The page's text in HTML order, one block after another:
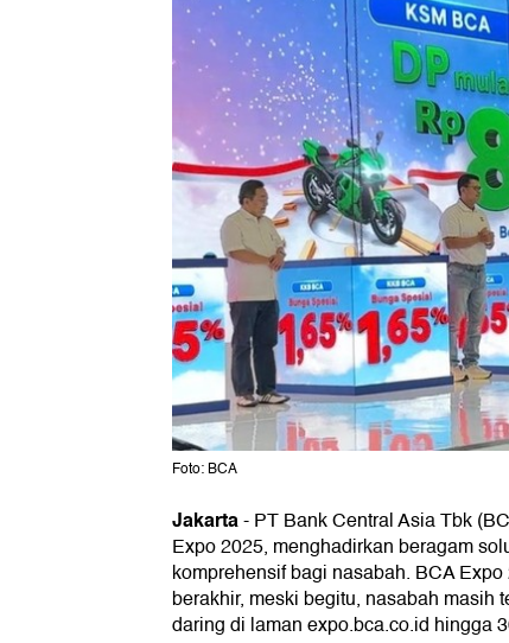
Foto: BCA
Jakarta-PT Bank Central Asia Tbk
Expo 2025, menghadirkan beragam
komprehensif bagi nasabah. BCA
berakhir, meski begitu, nasabah masih
daring di laman expo.bca.co.id hingga